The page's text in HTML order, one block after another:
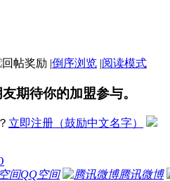
|倒序浏览 |阅读模式
期待你的加盟参与。
立即注册（鼓励中文名字）
QQ空间 腾讯微博